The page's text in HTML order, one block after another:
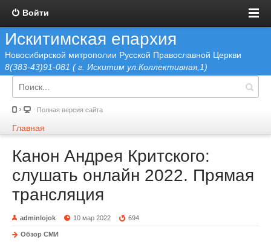
Войти
Искитимская епархия
Новосибирской митрополии Русской Православной Церкви
8(383-43)91-081 ( г. Искитим ул.Коллективная,1)
Полная версия сайта
Главная
Канон Андрея Критского:
слушать онлайн 2022. Прямая
трансляция
adminlojok 10 мар 2022 694
Обзор СМИ